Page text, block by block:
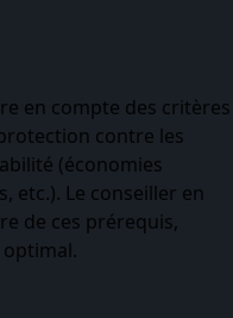
en compte des critères
contre les
(économies
etc.). Le conseiller en
de ces prérequis,